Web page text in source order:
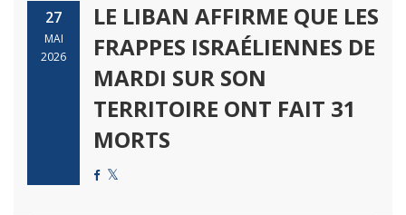
27
MAI
2026
LE LIBAN AFFIRME QUE LES
FRAPPES ISRAÉLIENNES DE
MARDI SUR SON
TERRITOIRE ONT FAIT 31
MORTS